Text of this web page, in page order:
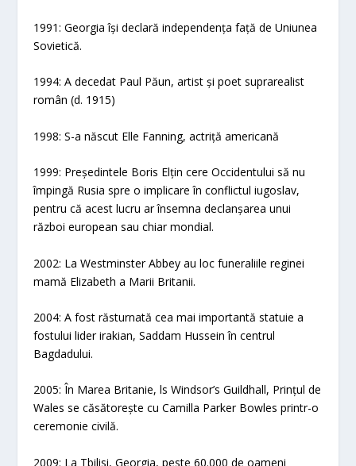
1991: Georgia își declară independența față de Uniunea
Sovietică.
1994: A decedat Paul Păun, artist și poet suprarealist
român (d. 1915)
1998: S-a născut Elle Fanning, actriță americană
1999: Președintele Boris Elțin cere Occidentului să nu
împingă Rusia spre o implicare în conflictul iugoslav,
pentru că acest lucru ar însemna declanșarea unui
război european sau chiar mondial.
2002: La Westminster Abbey au loc funeraliile reginei
mamă Elizabeth a Marii Britanii.
2004: A fost răsturnată cea mai importantă statuie a
fostului lider irakian, Saddam Hussein în centrul
Bagdadului.
2005: În Marea Britanie, ls Windsor’s Guildhall, Prințul de
Wales se căsătorește cu Camilla Parker Bowles printr-o
ceremonie civilă.
2009: La Tbilisi, Georgia, peste 60.000 de oameni